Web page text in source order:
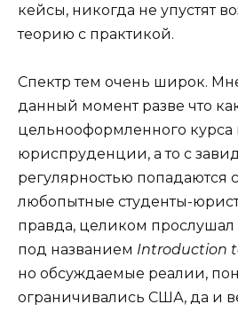
кейсы, никогда не упустят
теорию с практикой.
Спектр тем очень широк.
данный момент разве что
цельнооформленного курса
юриспруденции, а то с
регулярностью попадаются
любопытные студенты-
правда, целиком
под названием Introduction
но обсуждаемые реалии,
ограничивались США, да и